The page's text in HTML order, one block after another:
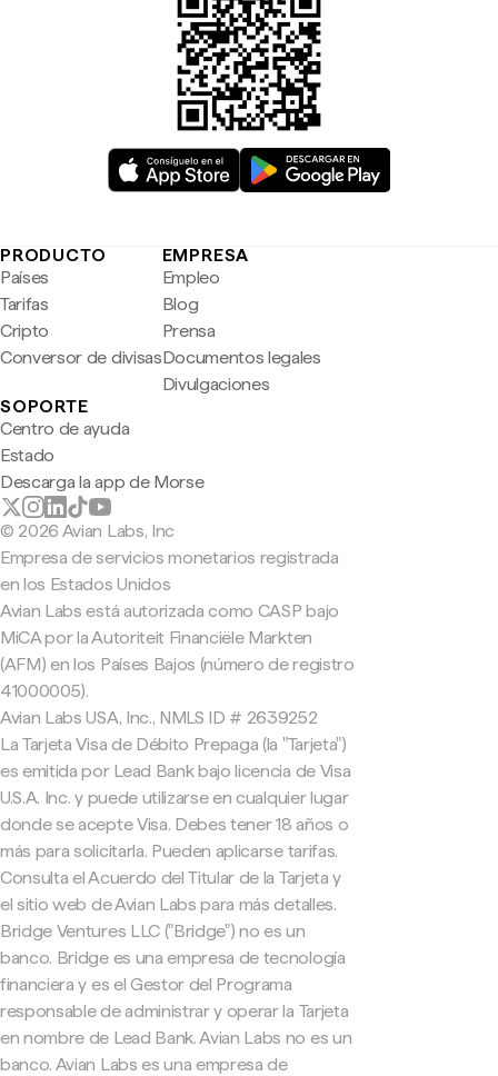
PRODUCTO
Países
Tarifas
Cripto
Conversor de divisas
EMPRESA
Empleo
Blog
Prensa
Documentos legales
Divulgaciones
SOPORTE
Centro de ayuda
Estado
Descarga la app de Morse
© 2026 Avian Labs, Inc
Empresa de servicios monetarios registrada
en los Estados Unidos
Avian Labs está autorizada como CASP bajo
MiCA por la Autoriteit Financiële Markten
(AFM) en los Países Bajos (número de registro
41000005).
Avian Labs USA, Inc., NMLS ID # 2639252
La Tarjeta Visa de Débito Prepaga (la "Tarjeta")
es emitida por Lead Bank bajo licencia de Visa
U.S.A. Inc. y puede utilizarse en cualquier lugar
donde se acepte Visa. Debes tener 18 años o
más para solicitarla. Pueden aplicarse tarifas.
Consulta el Acuerdo del Titular de la Tarjeta y
el sitio web de Avian Labs para más detalles.
Bridge Ventures LLC ("Bridge") no es un
banco. Bridge es una empresa de tecnología
financiera y es el Gestor del Programa
responsable de administrar y operar la Tarjeta
en nombre de Lead Bank. Avian Labs no es un
banco. Avian Labs es una empresa de